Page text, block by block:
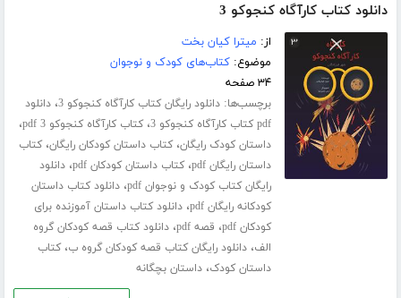
دانلود کتاب کارآگاه کنجوکو 3
از: میترا کیان بخت
موضوع:کتاب‌های کودک و نوجوان
۳۴ صفحه
برچسب‌ها:دانلود رایگان کتاب کارآگاه کنجوکو 3 ،دانلود
pdf کتاب کارآگاه کنجوکو 3
،کتاب کارآگاه کنجوکو 3 pdf ،
داستان کودک رایگان،کتاب داستان کودکان رایگان،کتاب
داستان رایگان pdf
،کتاب داستان کودکان pdf ،دانلود
رایگان کتاب کودک و نوجوان pdf
،دانلود کتاب داستان
کودکانه رایگان pdf
،دانلود کتاب داستان آموزنده برای
کودکان pdf
، قصه pdf ،دانلود کتاب قصه کودکان گروه
الف،دانلود رایگان کتاب قصه کودکان گروه ب،کتاب
داستان کودک،داستان بچگانه